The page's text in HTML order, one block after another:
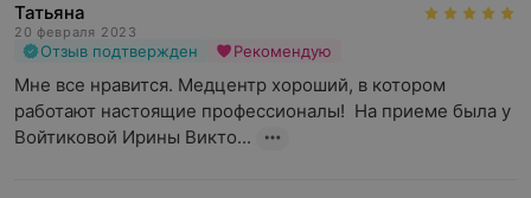
Татьяна
20 февраля 2023
Отзыв подтвержден Рекомендую
Мне все нравится. Медцентр хороший, в котором
работают настоящие профессионалы!  На приеме была у
Войтиковой Ирины Викто...